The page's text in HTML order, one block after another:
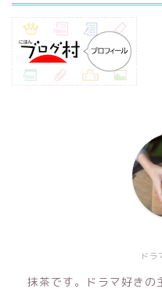
ドラ
抹茶です。ドラマ好きの